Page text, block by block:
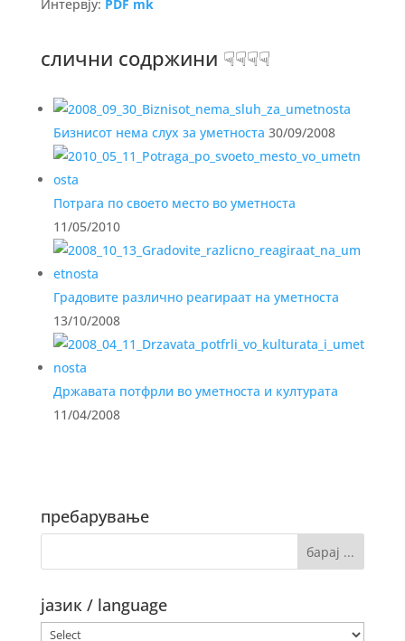
Интервју: PDF mk
слични содржини ☟☟☟☟
Бизнисот нема слух за уметноста 30/09/2008
Потрага по своето место во уметноста
11/05/2010
Градовите различно реагираат на уметноста
13/10/2008
Државата потфрли во уметноста и културата
11/04/2008
пребарување
јазик / language